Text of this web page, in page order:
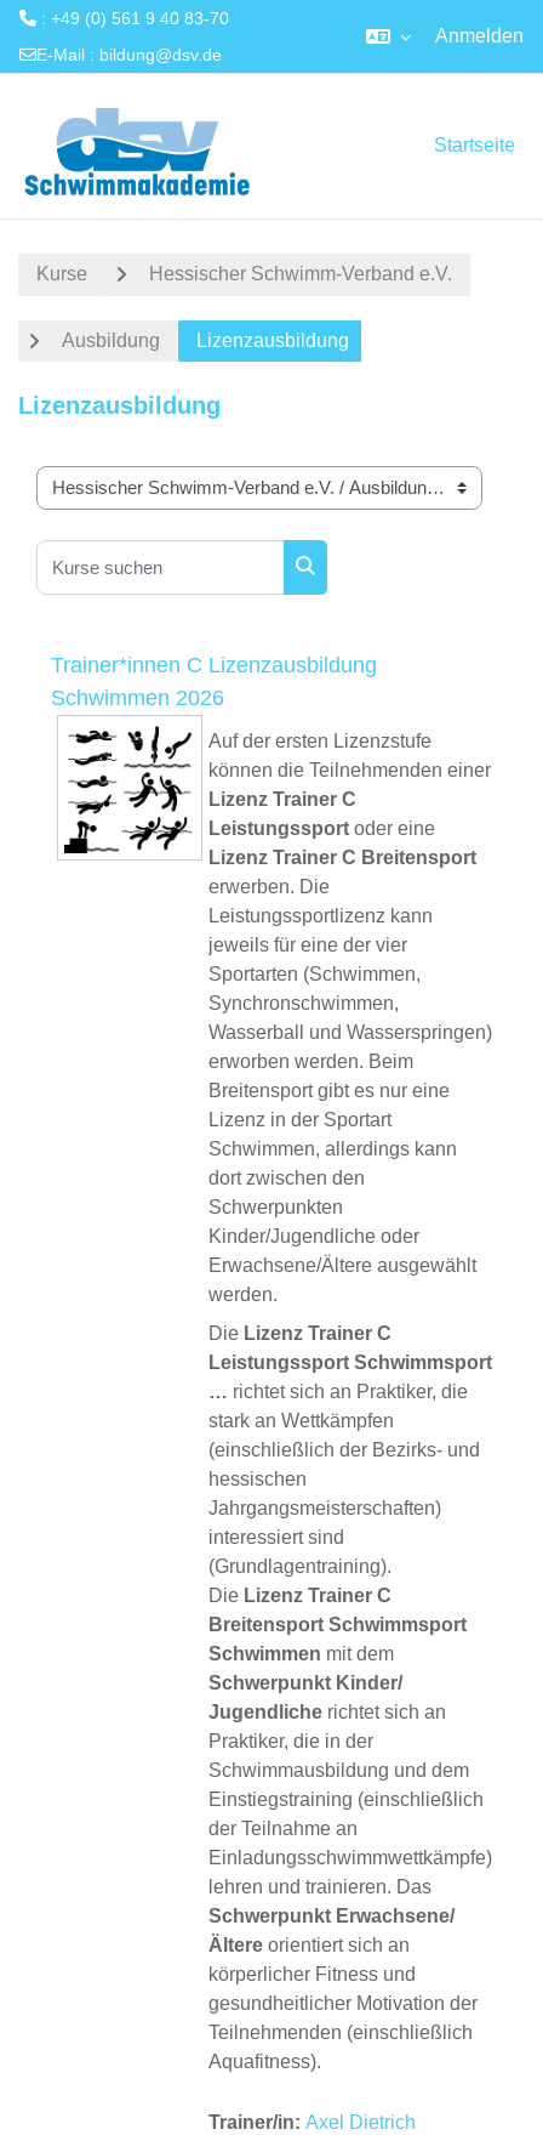
: +49 (0) 561 9 40 83-70
E-Mail : bildung@dsv.de
Anmelden
Startseite
Kurse Hessischer Schwimm-Verband e.V.
Ausbildung Lizenzausbildung
Lizenzausbildung
Kursbereiche
Kurse suchen
Kurse suchen
Trainer*innen C Lizenzausbildung
Schwimmen 2026
Auf der ersten Lizenzstufe
können die Teilnehmenden einer
Lizenz Trainer C
Leistungssport oder eine
Lizenz Trainer C Breitensport
erwerben. Die
Leistungssportlizenz kann
jeweils für eine der vier
Sportarten (Schwimmen,
Synchronschwimmen,
Wasserball und Wasserspringen)
erworben werden. Beim
Breitensport gibt es nur eine
Lizenz in der Sportart
Schwimmen, allerdings kann
dort zwischen den
Schwerpunkten
Kinder/Jugendliche oder
Erwachsene/Ältere ausgewählt
werden.
Die Lizenz Trainer C
Leistungssport Schwimmsport
… richtet sich an Praktiker, die
stark an Wettkämpfen
(einschließlich der Bezirks- und
hessischen
Jahrgangsmeisterschaften)
interessiert sind
(Grundlagentraining).
Die Lizenz Trainer C
Breitensport Schwimmsport
Schwimmen mit dem
Schwerpunkt Kinder/
Jugendliche richtet sich an
Praktiker, die in der
Schwimmausbildung und dem
Einstiegstraining (einschließlich
der Teilnahme an
Einladungsschwimmwettkämpfe)
lehren und trainieren. Das
Schwerpunkt Erwachsene/
Ältere orientiert sich an
körperlicher Fitness und
gesundheitlicher Motivation der
Teilnehmenden (einschließlich
Aquafitness).
Trainer/in: Axel Dietrich